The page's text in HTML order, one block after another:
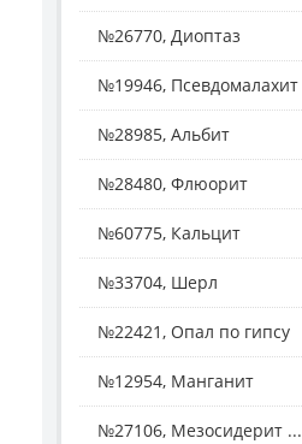
№26770, Диоптаз
№19946, Псевдомалахит
№28985, Альбит
№28480, Флюорит
№60775, Кальцит
№33704, Шерл
№22421, Опал по гипсу
№12954, Манганит
№27106, Мезосидерит ...